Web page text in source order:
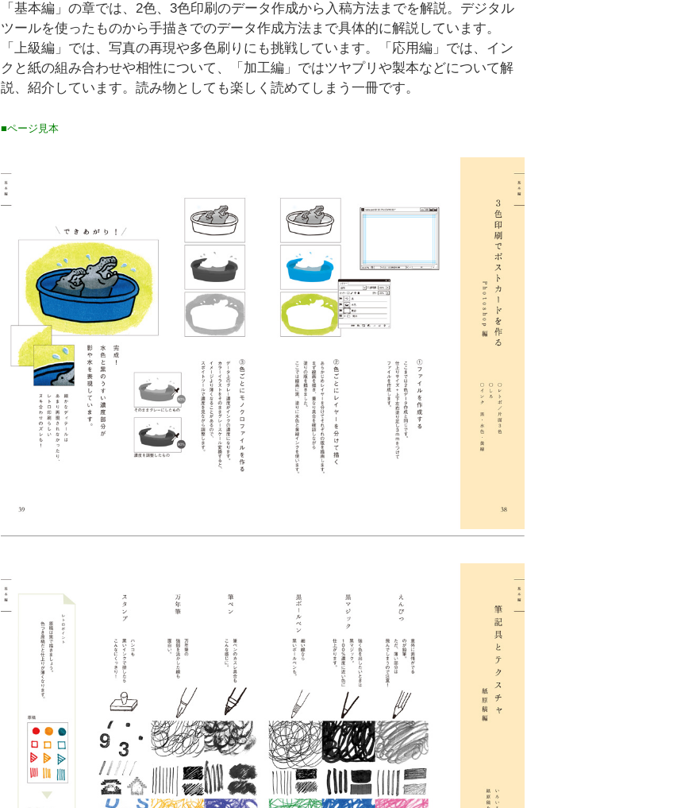
「基本編」の章では、2色、3色印刷のデータ作成から入稿方法までを解説。デジタル
ツールを使ったものから手描きでのデータ作成方法まで具体的に解説しています。
「上級編」では、写真の再現や多色刷りにも挑戦しています。「応用編」では、イン
クと紙の組み合わせや相性について、「加工編」ではツヤプリや製本などについて解
説、紹介しています。読み物としても楽しく読めてしまう一冊です。
■ページ見本